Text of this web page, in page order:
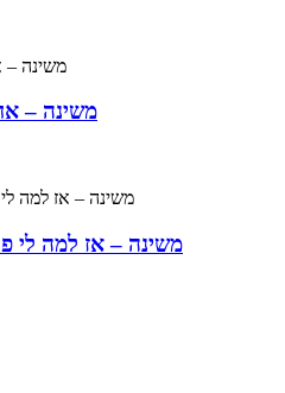
משינה –
משינה – אז למה לי